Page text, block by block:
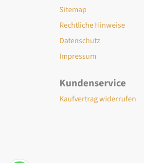
Sitemap
Rechtliche Hinweise
Datenschutz
Impressum
Kundenservice
Kaufvertrag widerrufen